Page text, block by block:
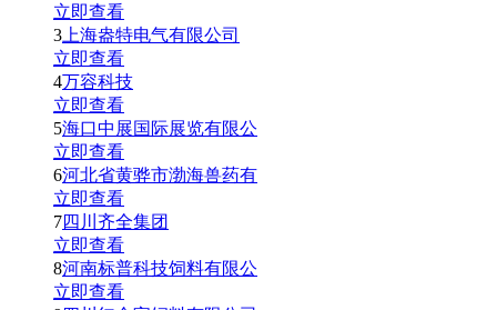
立即查看
3 上海盎特电气有限公司
立即查看
4万容科技
立即查看
5海口中展国际展览有限公
立即查看
6河北省黄骅市渤海兽药有
立即查看
7四川齐全集团
立即查看
8河南标普科技饲料有限公
立即查看